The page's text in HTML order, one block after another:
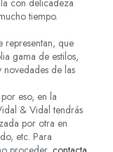
tiempo.
representan, que
gama de estilos,
novedades de las
eso, en la
& Vidal tendrás
por otra en
etc. Para